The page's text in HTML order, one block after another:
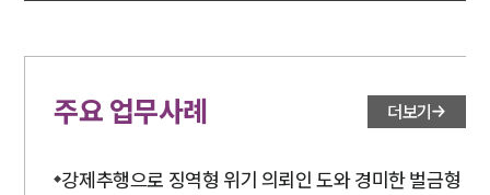
공지사항
법률서식
대륜법률상담예약
주요 업무사례 더보기
강제추행으로 징역형 위기 의뢰인 도와 경미한 벌금형